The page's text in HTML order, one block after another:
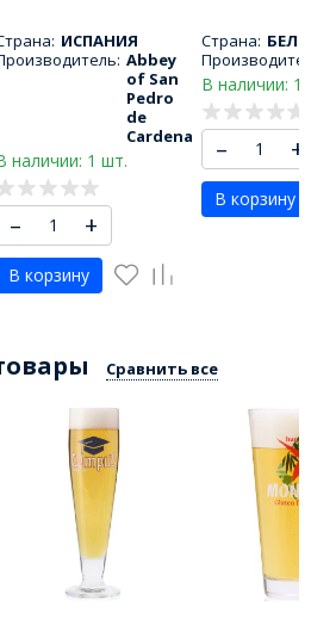
ИСПАНИЯ
Abbey
of San
Pedro
de
Cardena
наличии: 1 шт.
– +
В корзину
Страна:
В наличии: 1
– +
В корзину
Сравнить все